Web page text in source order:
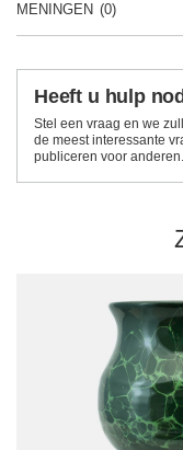
MENINGEN (0)
Heeft u hulp
Stel een vraag en we
de meest interessante
publiceren voor